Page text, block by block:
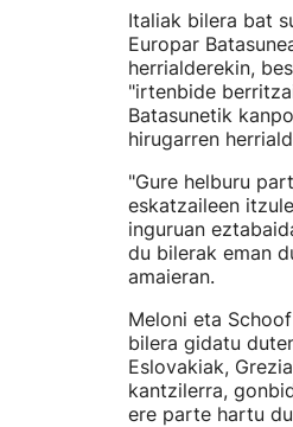
Italiak bilera bat
Europar
herrialderekin,
"irtenbide
Batasunetik
hirugarren
"Gure helburu
eskatzaileen
inguruan
du bilerak eman
amaieran.
Meloni eta
bilera gidatu
Eslovakiak,
kantzilerra,
ere parte hartu